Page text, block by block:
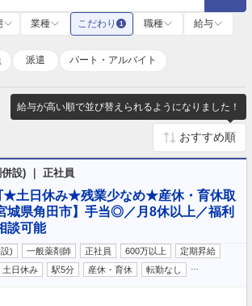
業種 こだわり 1 職種
給与
派遣 パート・アルバイト
給与が高い順で並び替えられるようになりました！
設) ｜ 正社員
土日休み★残業少なめ★産休・育休取
県角田市】手当◎／月8休以上／福利
談可能
) 一般薬剤師 正社員 600万以上
定期昇給
土日休み 駅5分 産休・育休 転勤なし